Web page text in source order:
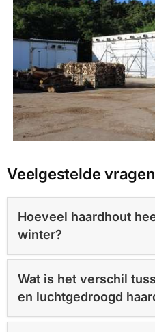
Veelgestelde
Hoeveel haardhout
winter?
Wat is het verschil
en luchtgedroogd